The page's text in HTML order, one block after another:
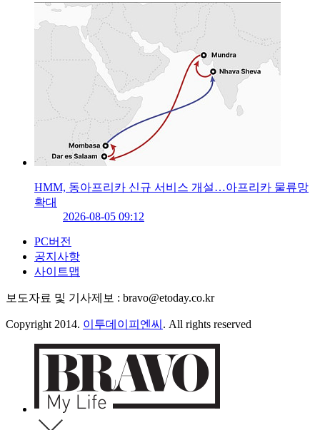
HMM, 동아프리카 신규 서비스 개설…아프리카 물류망
확대
2026-08-05 09:12
PC버전
공지사항
사이트맵
보도자료 및 기사제보 : bravo@etoday.co.kr
Copyright 2014. 이투데이피엔씨 . All rights reserved